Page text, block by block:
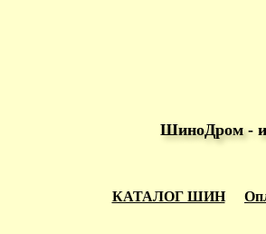
ШиноДром -
КАТАЛОГ ШИН